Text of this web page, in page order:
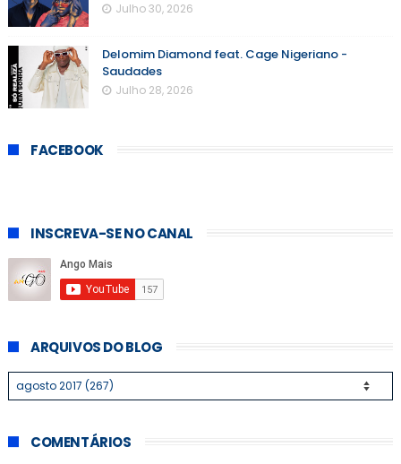
Julho 30, 2026
Delomim Diamond feat. Cage Nigeriano -
Saudades
Julho 28, 2026
FACEBOOK
INSCREVA-SE NO CANAL
ARQUIVOS DO BLOG
COMENTÁRIOS